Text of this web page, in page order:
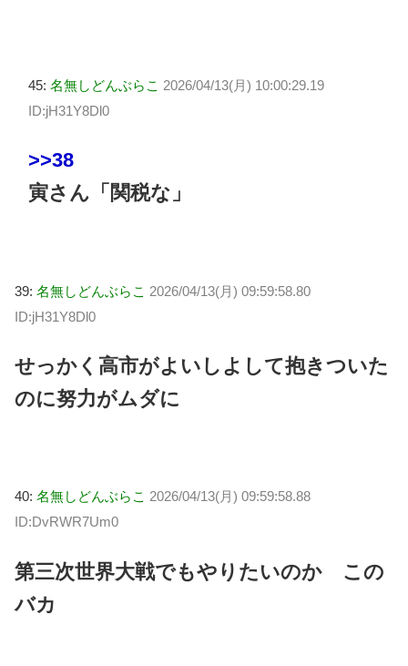
45: 名無しどんぶらこ 2026/04/13(月) 10:00:29.19
ID:jH31Y8Dl0
>>38
寅さん「関税な」
39: 名無しどんぶらこ 2026/04/13(月) 09:59:58.80
ID:jH31Y8Dl0
せっかく高市がよいしよして抱きついた
のに努力がムダに
40: 名無しどんぶらこ 2026/04/13(月) 09:59:58.88
ID:DvRWR7Um0
第三次世界大戦でもやりたいのか この
バカ